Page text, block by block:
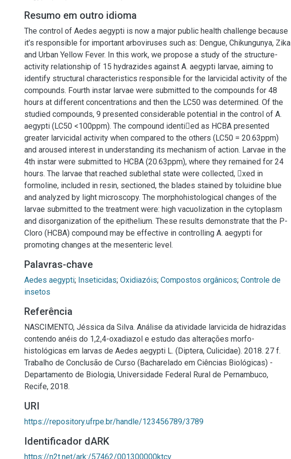
Resumo em outro idioma
The control of Aedes aegypti is now a major public health challenge because
it’s responsible for important arboviruses such as: Dengue, Chikungunya, Zika
and Urban Yellow Fever. In this work, we propose a study of the structure-
activity relationship of 15 hydrazides against A. aegypti larvae, aiming to
identify structural characteristics responsible for the larvicidal activity of the
compounds. Fourth instar larvae were submitted to the compounds for 48
hours at different concentrations and then the LC50 was determined. Of the
studied compounds, 9 presented considerable potential in the control of A.
aegypti (LC50 <100ppm). The compound identied as HCBA presented
greater larvicidal activity when compared to the others (LC50 = 20.63ppm)
and aroused interest in understanding its mechanism of action. Larvae in the
4th instar were submitted to HCBA (20.63ppm), where they remained for 24
hours. The larvae that reached sublethal state were collected, xed in
formoline, included in resin, sectioned, the blades stained by toluidine blue
and analyzed by light microscopy. The morphohistological changes of the
larvae submitted to the treatment were: high vacuolization in the cytoplasm
and disorganization of the epithelium. These results demonstrate that the P-
Cloro (HCBA) compound may be effective in controlling A. aegypti for
promoting changes at the mesenteric level.
Palavras-chave
Aedes aegypti; Inseticidas; Oxidiazóis; Compostos orgânicos; Controle de
insetos
Referência
NASCIMENTO, Jéssica da Silva. Análise da atividade larvicida de hidrazidas
contendo anéis do 1,2,4-oxadiazol e estudo das alterações morfo-
histológicas em larvas de Aedes aegypti L. (Diptera, Culicidae). 2018. 27 f.
Trabalho de Conclusão de Curso (Bacharelado em Ciências Biológicas) -
Departamento de Biologia, Universidade Federal Rural de Pernambuco,
Recife, 2018.
URI
https://repository.ufrpe.br/handle/123456789/3789
Identificador dARK
https://n2t.net/ark:/57462/001300000ktcv